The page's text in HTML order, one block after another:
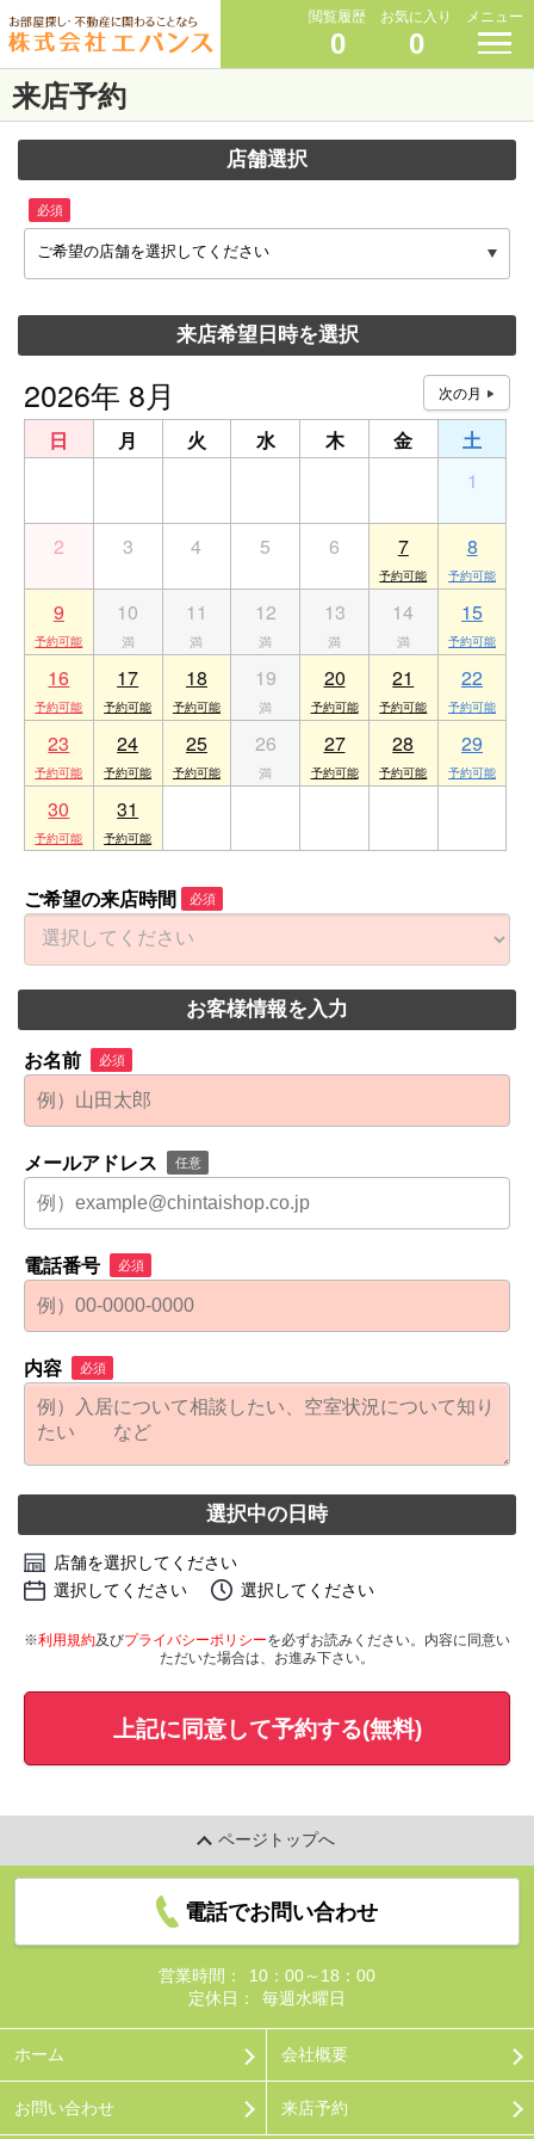
閲覧履歴
0
お気に入り
0
メニュー
来店予約
店舗選択
必須
ご希望の店舗を選択してください
来店希望日時を選択
2026年 8月
日 月 火 水 木 金
土
1
2 3 4 5 6 7 8
9 10 11 12 13 14 15
16 17 18 19 20 21 22
23 24 25 26 27 28 29
30 31
ご希望の来店時間 必須
お客様情報を入力
お名前 必須
メールアドレス 任意
電話番号 必須
内容 必須
選択中の日時
店舗を選択してください
選択してください
選択してください
※利用規約及びプライバシーポリシーを必ずお読みください。内容に同意い
ただいた場合は、お進み下さい。
上記に同意して予約する(無料)
ページトップへ
電話でお問い合わせ
営業時間：
10：00～18：00
定休日：
毎週水曜日
ホーム 会社概要
お問い合わせ 来店予約